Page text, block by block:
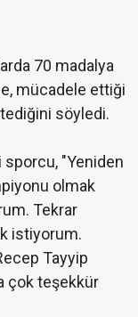
70 madalya
mücadele ettiği
söyledi.
"Yeniden
olmak
Tekrar
istiyorum.
Tayyip
çok teşekkür